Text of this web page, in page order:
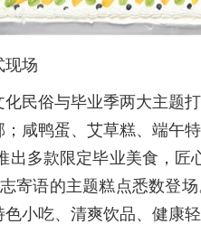
现场
民俗与毕业季两大主题
咸鸭蛋、艾草糕、端午
多款限定毕业美食，匠
寄语的主题糕点悉数登
小吃、清爽饮品、健康